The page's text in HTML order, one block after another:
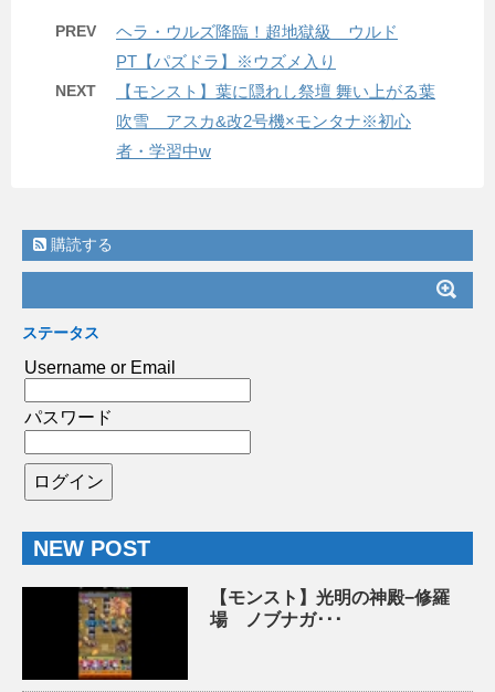
PREV
ヘラ・ウルズ降臨！超地獄級 ウルド
PT【パズドラ】※ウズメ入り
NEXT
【モンスト】葉に隠れし祭壇 舞い上がる葉
吹雪 アスカ&改2号機×モンタナ※初心
者・学習中w
購読する
ステータス
Username or Email
パスワード
NEW POST
【モンスト】光明の神殿−修羅
場 ノブナガ･･･